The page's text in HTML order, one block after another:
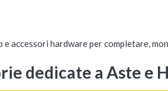
accessori hardware per completare,
dedicate a Aste e